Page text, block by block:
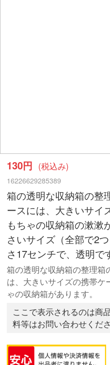
130円 (税込み)
16226629285389
箱の透明な収納箱の整
ースには、大きいサイ
もちゃの収納箱の漱漱
さいサイズ（全部で2
さ17センチで、透明で
箱の透明な収納箱の整理箱
は、大きいサイズの携帯ケ
ゃの収納箱があります。
ここで表示されるのは商
料等はお問い合わせくだ